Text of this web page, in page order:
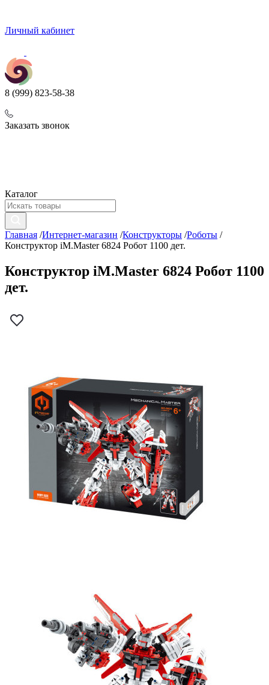
Личный кабинет
8 (999) 823-58-38
Заказать звонок
Каталог
Главная /Интернет-магазин /Конструкторы /Роботы /
Конструктор iM.Master 6824 Робот 1100 дет.
Конструктор iM.Master 6824 Робот 1100
дет.